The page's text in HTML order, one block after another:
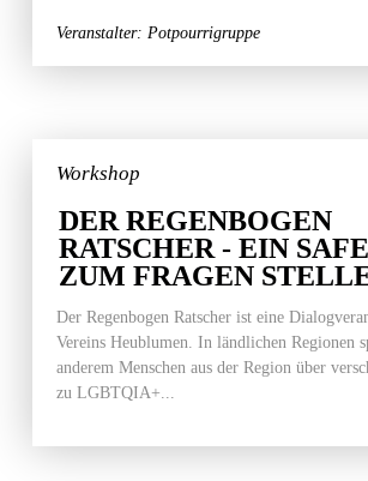
Veranstalter: Potpourrigruppe
Workshop
DER REGENBOGEN
RATSCHER - EIN
ZUM FRAGEN
Der Regenbogen Ratscher ist eine
Vereins Heublumen. In ländlichen Regionen
anderem Menschen aus der Region über
zu LGBTQIA+...